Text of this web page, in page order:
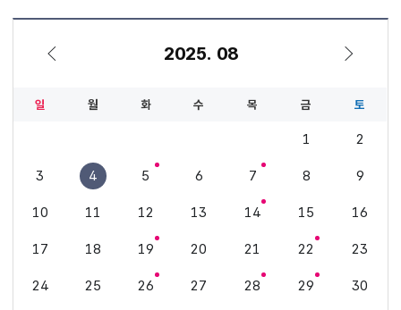
2025. 08
일 월 화 수 목 금 토
1 2
3 4 5 6 7 8 9
10 11 12 13 14 15 16
17 18 19 20 21 22 23
24 25 26 27 28 29 30